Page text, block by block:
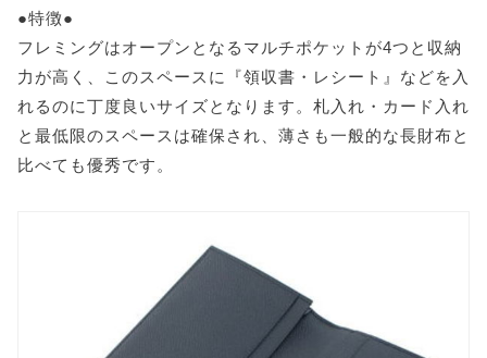
●特徴●
フレミングはオープンとなるマルチポケットが4つと収納
力が高く、このスペースに『領収書・レシート』などを入
れるのに丁度良いサイズとなります。札入れ・カード入れ
と最低限のスペースは確保され、薄さも一般的な長財布と
比べても優秀です。